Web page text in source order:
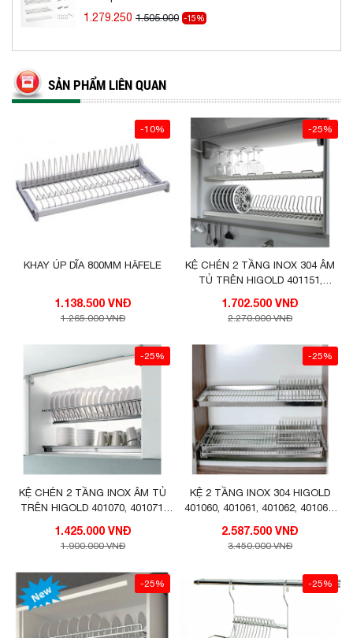
1.279.250 1.505.000 -15%
SẢN PHẨM LIÊN QUAN
-10%
KHAY ÚP DĨA 800MM HÄFELE
1.138.500 VNĐ
1.265.000 VNĐ
-25%
KỆ CHÉN 2 TẦNG INOX 304 ÂM
TỦ TRÊN HIGOLD 401151,
1.702.500 VNĐ
2.270.000 VNĐ
-25%
KỆ CHÉN 2 TẦNG INOX ÂM TỦ
TRÊN HIGOLD 401070, 401071,
1.425.000 VNĐ
1.900.000 VNĐ
-25%
KỆ 2 TẦNG INOX 304 HIGOLD
401060, 401061, 401062, 401063,
2.587.500 VNĐ
3.450.000 VNĐ
-25% -25%